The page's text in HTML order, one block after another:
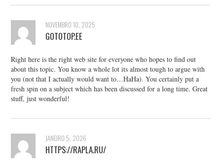
NOVEMBRO 10, 2025
GOTOTOP.EE
Right here is the right web site for everyone who hopes to find out
about this topic. You know a whole lot its almost tough to argue with
you (not that I actually would want to…HaHa). You certainly put a
fresh spin on a subject which has been discussed for a long time. Great
stuff, just wonderful!
JANEIRO 5, 2026
HTTPS://RAPLA.RU/